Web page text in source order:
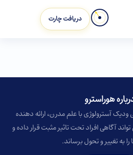
دریافت چارت
هوراسترو​
ودیک آسترولوژی با علم مدرن، ارائه دهنده
آگاهی افراد تحت تاثیر مثبت قرار داده و
را به تغییر و تحول برساند.